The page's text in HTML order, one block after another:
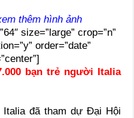
thêm hình ảnh
size=”large” crop=”n”
order=”date”
bạn trẻ người Italia
Italia đã tham dự Đại Hội